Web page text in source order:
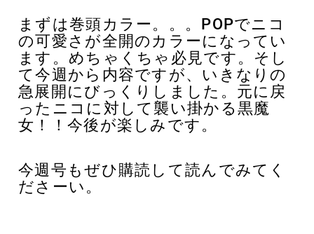
まずは巻頭カラー。。。POPでニコ
の可愛さが全開のカラーになってい
ます。めちゃくちゃ必見です。そし
て今週から内容ですが、いきなりの
急展開にびっくりしました。元に戻
ったニコに対して襲い掛かる黒魔
女！！今後が楽しみです。
今週号もぜひ購読して読んでみてく
ださーい。